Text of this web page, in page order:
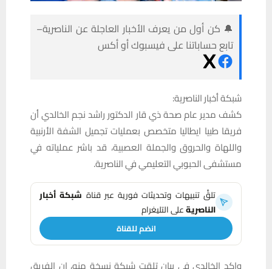
🔔 كن أول من يعرف الأخبار العاجلة عن الناصرية–
تابع حساباتنا على فيسبوك أو أكس
شبكة أخبار الناصرية:
كشف مدير عام صحة ذي قار الدكتور راشد نجم الخالدي أن
فريقا طبيا ايطاليا متخصص بعمليات تجميل الشفة الأرنبية
واللهاة والحروق والجملة العصبية، قد باشر عملياته في
مستشفى الحبوبي التعليمي في الناصرية.
تلقَّ تنبيهات وتحديثات فورية عبر قناة شبكة أخبار
الناصريةعلى التليغرام
انضم للقناة